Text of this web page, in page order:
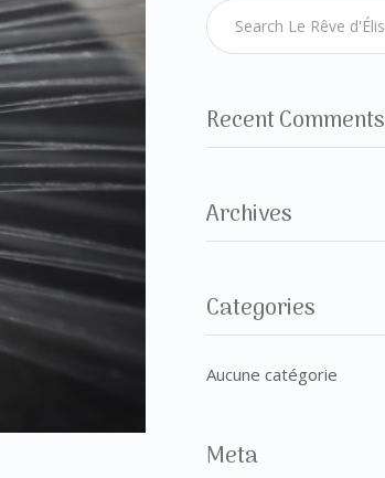
Recent Comments
Archives
Categories
Aucune catégorie
Meta